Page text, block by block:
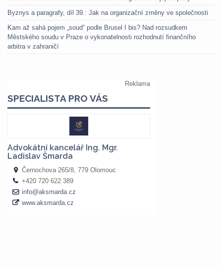
Byznys a paragrafy, díl 39.: Jak na organizační změny ve společnosti
Kam až sahá pojem „soud“ podle Brusel I bis? Nad rozsudkem
Městského soudu v Praze o vykonatelnosti rozhodnutí finančního
arbitra v zahraničí